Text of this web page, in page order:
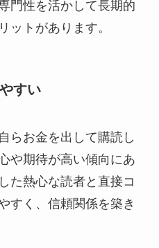
門性を活かして長期的
ットがあります。
すい
らお金を出して購読し
や期待が高い傾向にあ
た熱心な読者と直接コ
すく、信頼関係を築き